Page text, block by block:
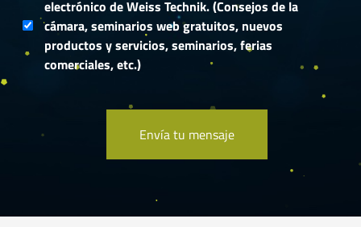
electrónico de Weiss Technik. (Consejos de la
cámara, seminarios web gratuitos, nuevos
productos y servicios, seminarios, ferias
comerciales, etc.)